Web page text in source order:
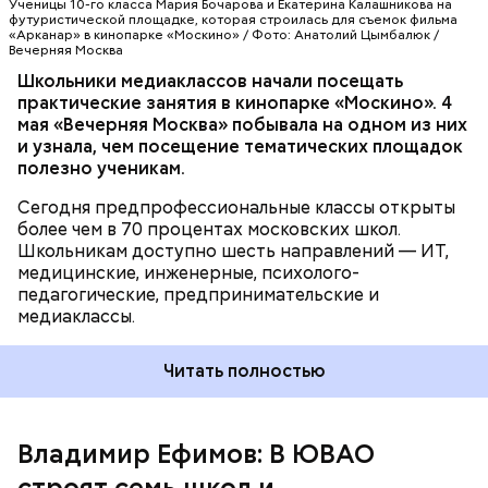
Ученицы 10-го класса Мария Бочарова и Екатерина Калашникова на
футуристической площадке, которая строилась для съемок фильма
«Арканар» в кинопарке «Москино» / Фото: Анатолий Цымбалюк /
Вечерняя Москва
Школьники медиаклассов начали посещать
практические занятия в кинопарке «Москино». 4
мая «Вечерняя Москва» побывала на одном из них
и узнала, чем посещение тематических площадок
полезно ученикам.
Сегодня предпрофессиональные классы открыты
более чем в 70 процентах московских школ.
Школьникам доступно шесть направлений — ИТ,
медицинские, инженерные, психолого-
педагогические, предпринимательские и
медиаклассы.
ребята работают на реальных площадках вместе с
действующими специалистами из интересующей
их сферы. Одно из направлений
предпрофессионального образования —
медиаклассы, в которых сегодня учатся более
шести тысяч школьников.
Читать полностью
Владимир Ефимов: В ЮВАО
инфраструктуры ведется под надзором
специалистов Мосгосстройнадзора.